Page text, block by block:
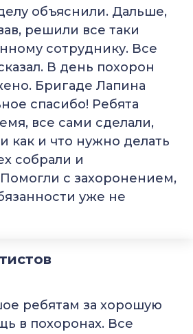
объяснили. Дальше,
решили все таки
сотруднику. Все
В день похорон
Бригаде Лапина
спасибо! Ребята
все сами сделали,
как и что нужно делать
собрали и
с захоронением,
уже не
ребятам за хорошую
в похоронах. Все